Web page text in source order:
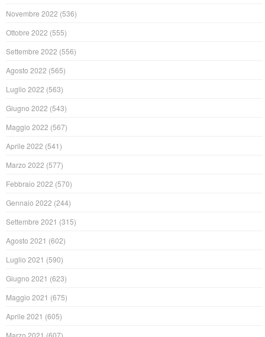
Novembre 2022 (536)
Ottobre 2022 (555)
Settembre 2022 (556)
Agosto 2022 (565)
Luglio 2022 (563)
Giugno 2022 (543)
Maggio 2022 (567)
Aprile 2022 (541)
Marzo 2022 (577)
Febbraio 2022 (570)
Gennaio 2022 (244)
Settembre 2021 (315)
Agosto 2021 (602)
Luglio 2021 (590)
Giugno 2021 (623)
Maggio 2021 (675)
Aprile 2021 (605)
Marzo 2021 (607)